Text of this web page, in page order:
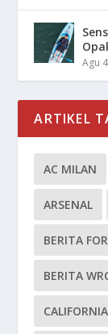
Agu
ARTIKEL
AC MILAN
ARSENAL
BERITA
BERITA
CALIFORNIA